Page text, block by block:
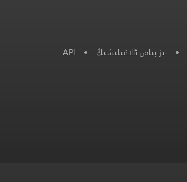
• بىز بىلەن ئالاقىلىشىڭ •
API